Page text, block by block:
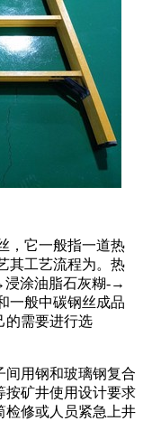
，它一般指一道热
其工艺流程为。热
涂油脂石灰糊-→
一般中碳钢丝成品
的需要进行选
间用钢和玻璃钢复合
按矿井使用设计要求
检修或人员紧急上井